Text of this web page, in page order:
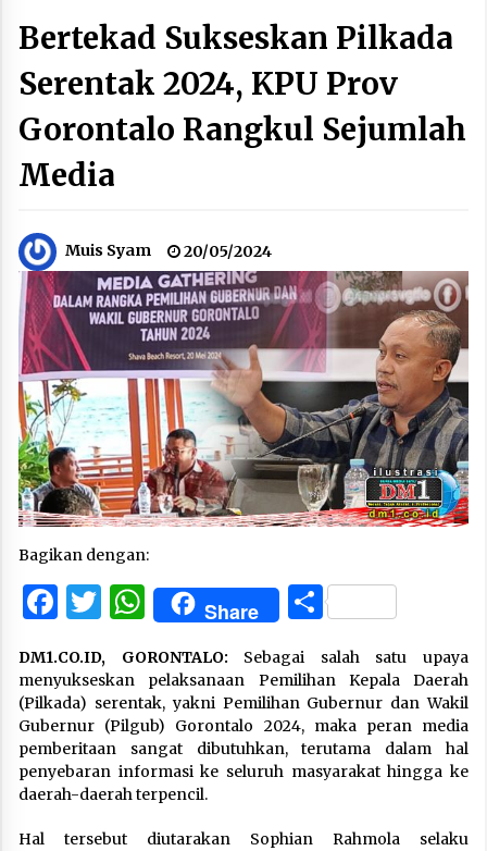
Bertekad Sukseskan Pilkada
Serentak 2024, KPU Prov
Gorontalo Rangkul Sejumlah
Media
Muis Syam 20/05/2024
Bagikan dengan:
Facebook
Twitter
WhatsApp
Share Share
DM1.CO.ID, GORONTALO: Sebagai salah satu upaya
menyukseskan pelaksanaan Pemilihan Kepala Daerah
(Pilkada) serentak, yakni Pemilihan Gubernur dan Wakil
Gubernur (Pilgub) Gorontalo 2024, maka peran media
pemberitaan sangat dibutuhkan, terutama dalam hal
penyebaran informasi ke seluruh masyarakat hingga ke
daerah-daerah terpencil.
Hal tersebut diutarakan Sophian Rahmola selaku